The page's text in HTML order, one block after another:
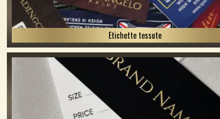
Etichette tessute